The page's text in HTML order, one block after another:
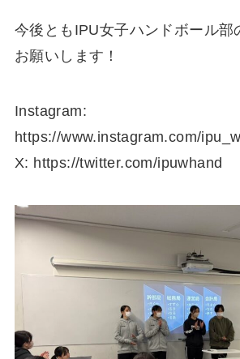
今後ともIPU女子ハンドボール部
お願いします！
Instagram:
https://www.instagram.com/
X: https://twitter.com/ipuwhand